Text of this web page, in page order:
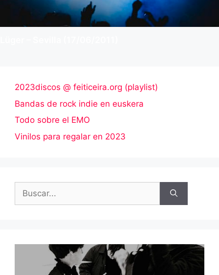
2023discos @ feiticeira.org (playlist)
Bandas de rock indie en euskera
Todo sobre el EMO
Vinilos para regalar en 2023